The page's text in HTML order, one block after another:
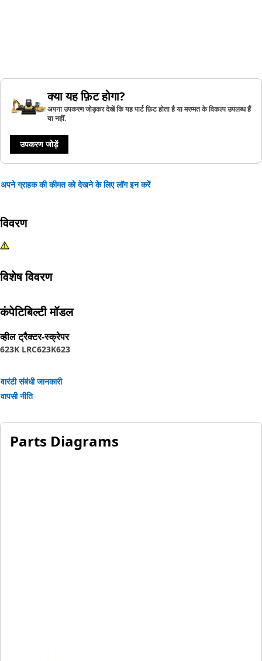
क्या यह फ़िट होगा?
अपना उपकरण जोड़कर देखें कि यह पार्ट फ़िट होता है या मरम्मत के विकल्प उपलब्ध हैं
या नहीं.
उपकरण जोड़ें
अपने ग्राहक की कीमत को देखने के लिए लॉग इन करें
विवरण
विशेष विवरण
कंपेटिबिल्टी मॉडल
व्हील ट्रैक्टर-स्क्रेपर
623K LRC623K623
वारंटी संबंधी जानकारी
वापसी नीति
Parts Diagrams